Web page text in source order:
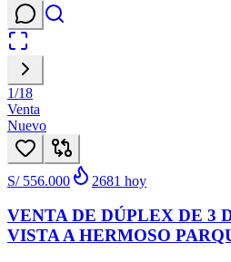
1/18
Venta
Nuevo
S/ 556.000 2681 hoy
VENTA DE DÚPLEX DE 3
VISTA A HERMOSO